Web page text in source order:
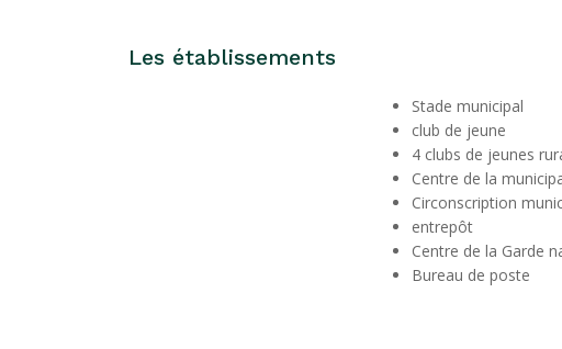
Les établissements
Stade municipal
club de jeune
4 clubs de jeunes
Centre de la
Circonscription
entrepôt
Centre de la Garde
Bureau de poste